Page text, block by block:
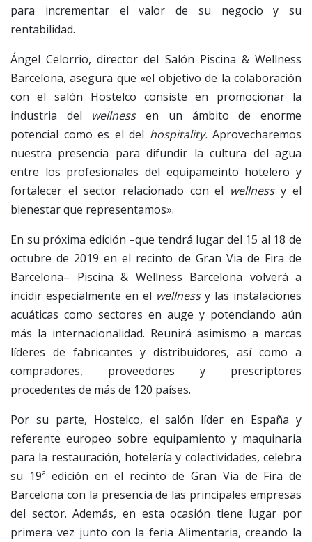
para incrementar el valor de su negocio y su
rentabilidad.
Ángel Celorrio, director del Salón Piscina & Wellness
Barcelona, asegura que «el objetivo de la colaboración
con el salón Hostelco consiste en promocionar la
industria del wellnessen un ámbito de enorme
potencial como es el del hospitality.Aprovecharemos
nuestra presencia para difundir la cultura del agua
entre los profesionales del equipameinto hotelero y
fortalecer el sector relacionado con el wellnessy el
bienestar que representamos».
En su próxima edición –que tendrá lugar del 15 al 18 de
octubre de 2019 en el recinto de Gran Via de Fira de
Barcelona– Piscina & Wellness Barcelona volverá a
incidir especialmente en el wellnessy las instalaciones
acuáticas como sectores en auge y potenciando aún
más la internacionalidad. Reunirá asimismo a marcas
líderes de fabricantes y distribuidores, así como a
compradores, proveedores y prescriptores
procedentes de más de 120 países.
Por su parte, Hostelco, el salón líder en España y
referente europeo sobre equipamiento y maquinaria
para la restauración, hotelería y colectividades, celebra
su 19ª edición en el recinto de Gran Via de Fira de
Barcelona con la presencia de las principales empresas
del sector. Además, en esta ocasión tiene lugar por
primera vez junto con la feria Alimentaria, creando la